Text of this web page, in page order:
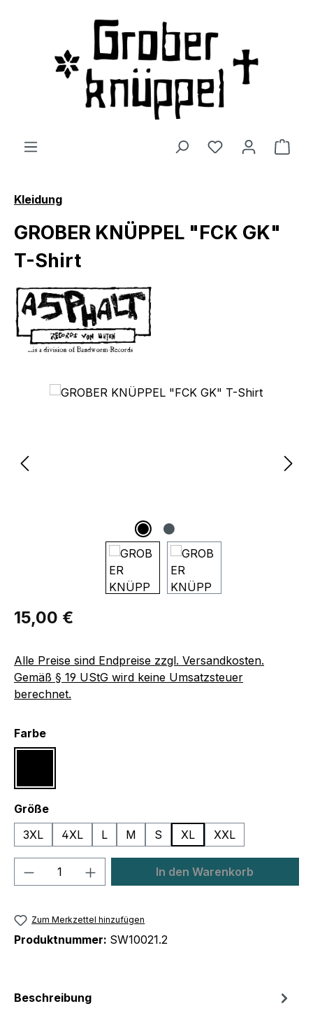
Zum Hauptinhalt springen
Du hast 0
Kleidung
GROBER KNÜPPEL "FCK GK"
T-Shirt
Bildergalerie überspringen
Regulärer Preis:
15,00 €
Alle Preise sind Endpreise zzgl. Versandkosten.
Gemäß § 19 UStG wird keine Umsatzsteuer
berechnet.
Farbeauswählen
Größeauswählen
3XL
4XL L M S XL XXL
Produkt Anzahl: Gib denIn den Warenkorb
Zum Merkzettel hinzufügen
Produktnummer: SW10021.2
Beschreibung